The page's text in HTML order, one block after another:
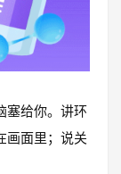
塞给你。讲环
画面里；说关